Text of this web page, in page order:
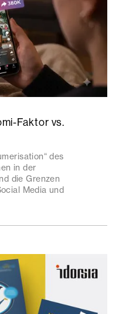
Faktor vs.
des
in der
die Grenzen
Media und